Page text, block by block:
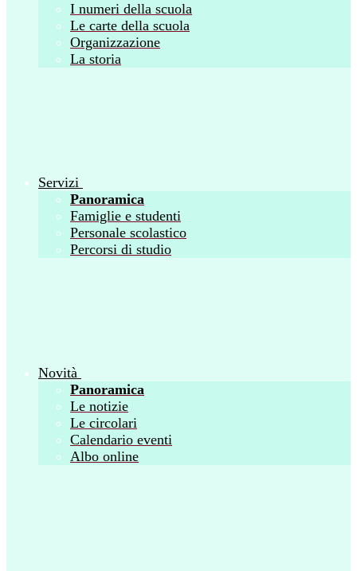
I numeri della scuola
Le carte della scuola
Organizzazione
La storia
Servizi
Panoramica
Famiglie e studenti
Personale scolastico
Percorsi di studio
Novità
Panoramica
Le notizie
Le circolari
Calendario eventi
Albo online